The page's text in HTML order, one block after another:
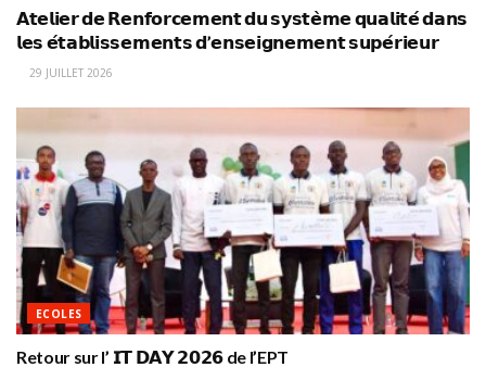
𝗔𝘁𝗲𝗹𝗶𝗲𝗿 𝗱𝗲 𝗥𝗲𝗻𝗳𝗼𝗿𝗰𝗲𝗺𝗲𝗻𝘁 𝗱𝘂 𝘀𝘆𝘀𝘁𝗲̀𝗺𝗲 𝗾𝘂𝗮𝗹𝗶𝘁𝗲́ 𝗱𝗮𝗻𝘀
𝗹𝗲𝘀 𝗲́𝘁𝗮𝗯𝗹𝗶𝘀𝘀𝗲𝗺𝗲𝗻𝘁𝘀 𝗱’𝗲𝗻𝘀𝗲𝗶𝗴𝗻𝗲𝗺𝗲𝗻𝘁 𝘀𝘂𝗽𝗲́𝗿𝗶𝗲𝘂𝗿
29 JUILLET 2026
ECOLES
Retour sur l’ 𝗜𝗧 𝗗𝗔𝗬 𝟮𝟬𝟮𝟲 de l’EPT